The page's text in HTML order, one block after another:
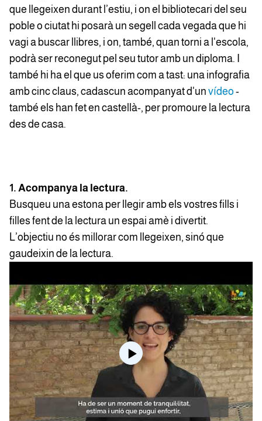
que llegeixen durant l’estiu, i on el bibliotecari del seu
poble o ciutat hi posarà un segell cada vegada que hi
vagi a buscar llibres, i on, també, quan torni a l'escola,
podrà ser reconegut pel seu tutor amb un diploma. I
també hi ha el que us oferim com a tast: una infografia
amb cinc claus, cadascun acompanyat d'un vídeo -
també els han fet en castellà-, per promoure la lectura
des de casa.
1. Acompanya la lectura.
Busqueu una estona per llegir amb els vostres fills i
filles fent de la lectura un espai amè i divertit.
L’objectiu no és millorar com llegeixen, sinó que
gaudeixin de la lectura.